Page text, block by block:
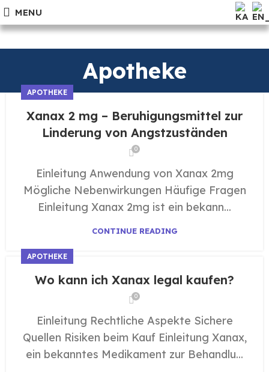
MENU
Apotheke
APOTHEKE
Xanax 2 mg – Beruhigungsmittel zur
Linderung von Angstzuständen
0
Einleitung Anwendung von Xanax 2mg
Mögliche Nebenwirkungen Häufige Fragen
Einleitung Xanax 2mg ist ein bekann...
CONTINUE READING
APOTHEKE
Wo kann ich Xanax legal kaufen?
0
Einleitung Rechtliche Aspekte Sichere
Quellen Risiken beim Kauf Einleitung Xanax,
ein bekanntes Medikament zur Behandlu...